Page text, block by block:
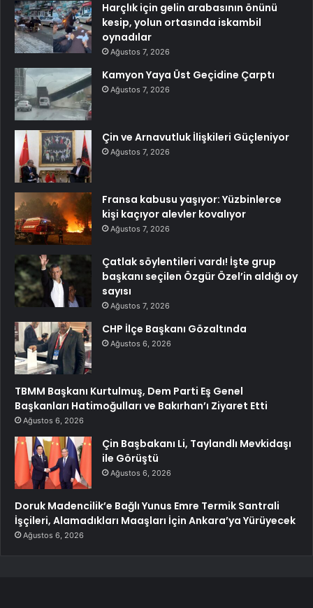
Harçlık için gelin arabasının önünü
kesip, yolun ortasında iskambil
oynadılar
Ağustos 7, 2026
Kamyon Yaya Üst Geçidine Çarptı
Ağustos 7, 2026
Çin ve Arnavutluk İlişkileri Güçleniyor
Ağustos 7, 2026
Fransa kabusu yaşıyor: Yüzbinlerce
kişi kaçıyor alevler kovalıyor
Ağustos 7, 2026
Çatlak söylentileri vardı! İşte grup
başkanı seçilen Özgür Özel’in aldığı oy
sayısı
Ağustos 7, 2026
CHP İlçe Başkanı Gözaltında
Ağustos 6, 2026
TBMM Başkanı Kurtulmuş, Dem Parti Eş Genel
Başkanları Hatimoğulları ve Bakırhan’ı Ziyaret Etti
Ağustos 6, 2026
Çin Başbakanı Li, Taylandlı Mevkidaşı
ile Görüştü
Ağustos 6, 2026
Doruk Madencilik’e Bağlı Yunus Emre Termik Santrali
İşçileri, Alamadıkları Maaşları İçin Ankara’ya Yürüyecek
Ağustos 6, 2026